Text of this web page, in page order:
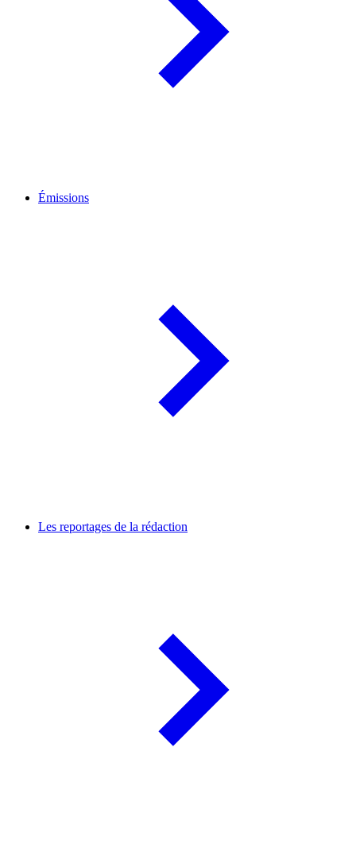
Émissions
Les reportages de la rédaction